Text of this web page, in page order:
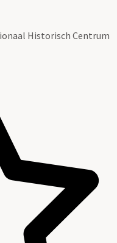
Historisch Centrum